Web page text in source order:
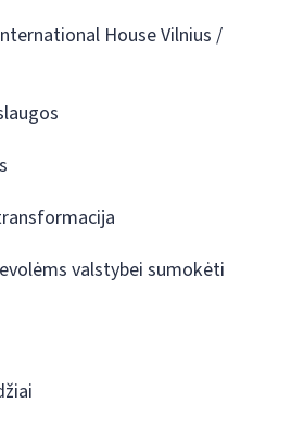
House Vilnius /
valstybei sumokėti